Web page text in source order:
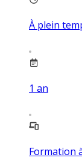
À plein
1 an
Formation